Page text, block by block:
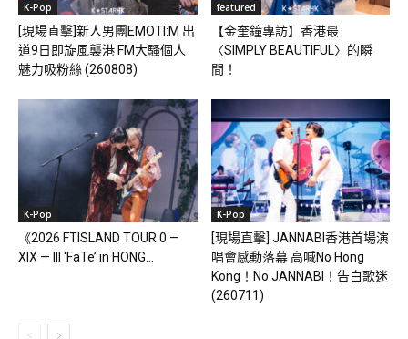
K-Pop
[現場直擊]新人男團EMOTI:M 出
道9日即旋風襲港 FM大騷個人
魅力吸粉絲 (260808)
featured
【金奎鐘專訪】香港最
〈SIMPLY BEAUTIFUL〉的瞬
間！
K-Pop
《2026 FTISLAND TOUR 0 —
XIX — III ‘FaTe’ in HONG...
K-Pop
[現場直擊] JANNABI香港首場演
唱會感動落幕 高喊No Hong
Kong！No JANNABI！告白歌迷
(260711)